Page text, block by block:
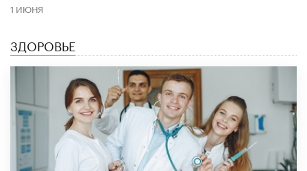
1 ИЮНЯ
ЗДОРОВЬЕ